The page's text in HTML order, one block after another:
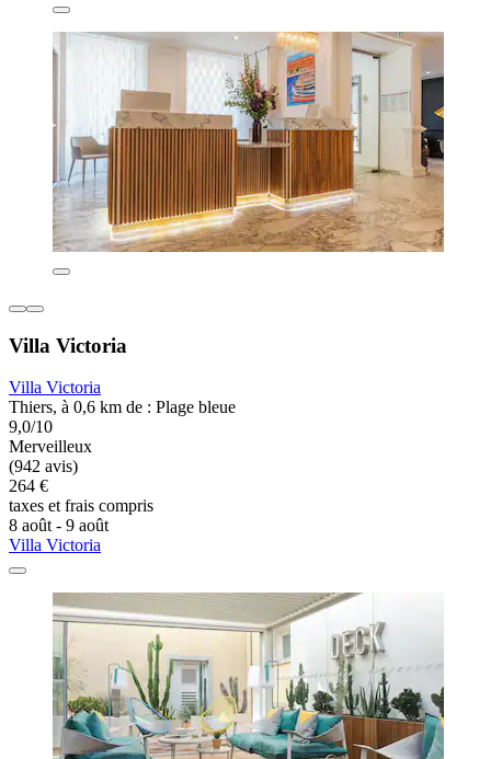
Villa Victoria
Villa Victoria
Thiers, à 0,6 km de : Plage bleue
9,0/10
Merveilleux
(942 avis)
264 €
taxes et frais compris
8 août - 9 août
Villa Victoria